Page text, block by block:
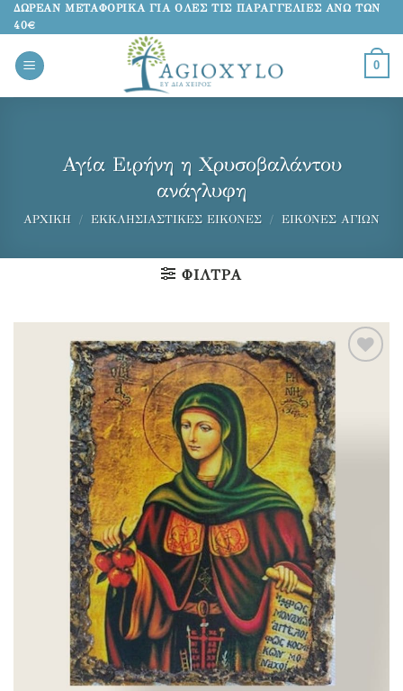
Μετάβαση
στο
περιεχόμενο
ΔΩΡΕΑΝ ΜΕΤΑΦΟΡΙΚΑ ΓΙΑ ΟΛΕΣ ΤΙΣ ΠΑΡΑΓΓΕΛΙΕΣ ΑΝΩ ΤΩΝ
40€
0
Αγία Ειρήνη η Χρυσοβαλάντου
ανάγλυφη
ΑΡΧΙΚΉ / ΕΚΚΛΗΣΙΑΣΤΙΚΈΣ ΕΙΚΌΝΕΣ / ΕΙΚΌΝΕΣ ΑΓΊΩΝ
ΦΊΛΤΡΑ
Προσθήκη
αγαπημένα